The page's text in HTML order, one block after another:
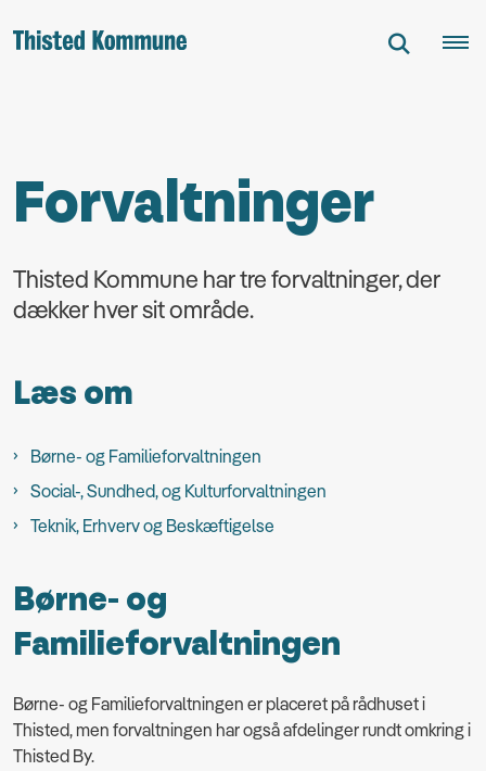
Forvaltninger
Thisted Kommune har tre forvaltninger, der
dækker hver sit område.
Læs om
Børne- og Familieforvaltningen
Social-, Sundhed, og Kulturforvaltningen
Teknik, Erhverv og Beskæftigelse
Børne- og
Familieforvaltningen
Børne- og Familieforvaltningen er placeret på rådhuset i
Thisted, men forvaltningen har også afdelinger rundt omkring i
Thisted By.